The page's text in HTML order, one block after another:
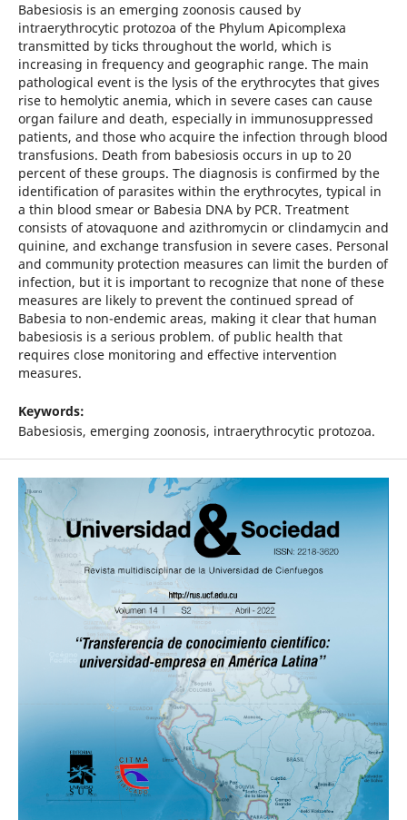
Babesiosis is an emerging zoonosis caused by
intraerythrocytic protozoa of the Phylum Apicomplexa
transmitted by ticks throughout the world, which is
increasing in frequency and geographic range. The main
pathological event is the lysis of the erythrocytes that gives
rise to hemolytic anemia, which in severe cases can cause
organ failure and death, especially in immunosuppressed
patients, and those who acquire the infection through blood
transfusions. Death from babesiosis occurs in up to 20
percent of these groups. The diagnosis is confirmed by the
identification of parasites within the erythrocytes, typical in
a thin blood smear or Babesia DNA by PCR. Treatment
consists of atovaquone and azithromycin or clindamycin and
quinine, and exchange transfusion in severe cases. Personal
and community protection measures can limit the burden of
infection, but it is important to recognize that none of these
measures are likely to prevent the continued spread of
Babesia to non-endemic areas, making it clear that human
babesiosis is a serious problem. of public health that
requires close monitoring and effective intervention
measures.
Keywords:
Babesiosis, emerging zoonosis, intraerythrocytic protozoa.